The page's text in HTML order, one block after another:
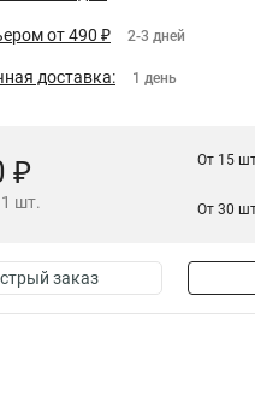
от 490 ₽ 2-3 дней
доставка: 1 день
₽
шт.
От 15
От 30
заказ